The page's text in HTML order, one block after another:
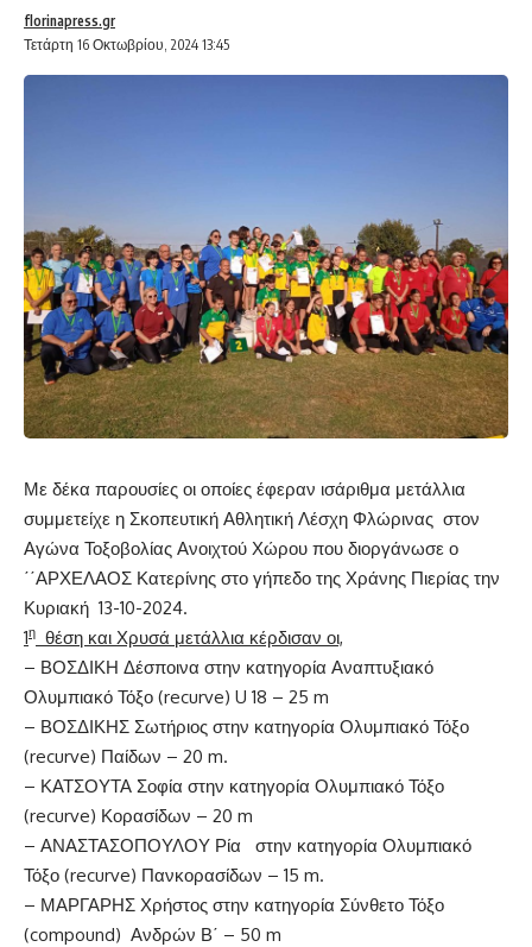
Τετάρτη 16 Οκτωβρίου, 2024 13:45
florinapress.gr
Με δέκα παρουσίες οι οποίες έφεραν ισάριθμα μετάλλια
συμμετείχε η Σκοπευτική Αθλητική Λέσχη Φλώρινας στον
Αγώνα Τοξοβολίας Ανοιχτού Χώρου που διοργάνωσε ο
΄΄ΑΡΧΕΛΑΟΣ Κατερίνης στο γήπεδο της Χράνης Πιερίας την
Κυριακή 13-10-2024.
1η θέση και Χρυσά μετάλλια κέρδισαν οι,
– ΒΟΣΔΙΚΗ Δέσποινα στην κατηγορία Αναπτυξιακό
Ολυμπιακό Τόξο (recurve) U 18 – 25 m
– ΒΟΣΔΙΚΗΣ Σωτήριος στην κατηγορία Ολυμπιακό Τόξο
(recurve) Παίδων – 20 m.
– ΚΑΤΣΟΥΤΑ Σοφία στην κατηγορία Ολυμπιακό Τόξο
(recurve) Κορασίδων – 20 m
– ΑΝΑΣΤΑΣΟΠΟΥΛΟΥ Ρία στην κατηγορία Ολυμπιακό
Τόξο (recurve) Πανκορασίδων – 15 m.
– ΜΑΡΓΑΡΗΣ Χρήστος στην κατηγορία Σύνθετο Τόξο
(compound) Ανδρών Β΄ – 50 m